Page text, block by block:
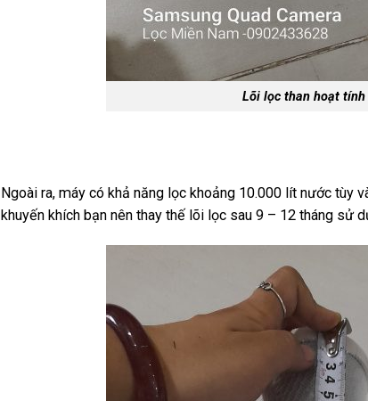
Lõi lọc than hoạt tính
Ngoài ra, máy có khả năng lọc khoảng 10.000 lít nước tùy
khuyến khích bạn nên thay thế lõi lọc sau 9 – 12 tháng sử